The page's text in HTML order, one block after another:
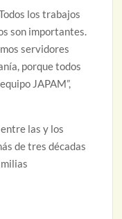
los trabajos
son importantes.
servidores
porque todos
JAPAM”,
las y los
de tres décadas